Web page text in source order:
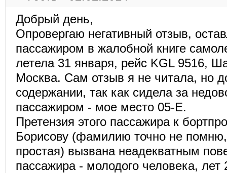
Добрый день,
Опровергаю негативный отзыв,
пассажиром в жалобной книге
летела 31 января, рейс KGL 9516,
Москва. Сам отзыв я не читала, но
содержании, так как сидела за
пассажиром - мое место 05-Е.
Претензия этого пассажира к
Борисову (фамилию точно не помню,
простая) вызвана неадекватным
пассажира - молодого человека, лет